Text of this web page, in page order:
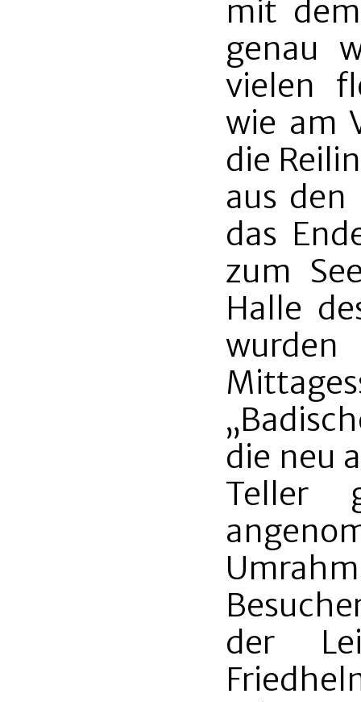
mit
genau
vielen
wie am
die
aus
das
zum
Halle
die neu
Teller
der